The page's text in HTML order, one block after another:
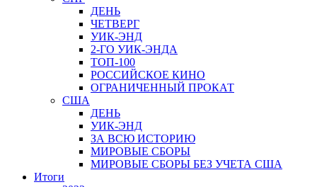
ДЕНЬ
ЧЕТВЕРГ
УИК-ЭНД
2-ГО УИК-ЭНДА
ТОП-100
РОССИЙСКОЕ КИНО
ОГРАНИЧЕННЫЙ ПРОКАТ
США
ДЕНЬ
УИК-ЭНД
ЗА ВСЮ ИСТОРИЮ
МИРОВЫЕ СБОРЫ
МИРОВЫЕ СБОРЫ БЕЗ УЧЕТА США
Итоги